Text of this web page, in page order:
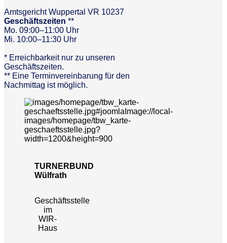
Amtsgericht Wuppertal VR 10237
Geschäftszeiten **
Mo. 09:00–11:00 Uhr
Mi. 10:00–11:30 Uhr
* Erreichbarkeit nur zu unseren
Geschäftszeiten.
** Eine Terminvereinbarung für den
Nachmittag ist möglich.
TURNERBUND
Wülfrath
Geschäftsstelle
im
WIR-
Haus